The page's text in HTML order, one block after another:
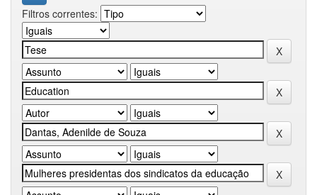
Filtros correntes: